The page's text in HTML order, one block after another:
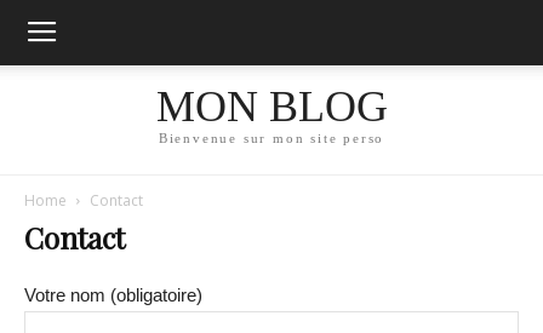
MON BLOG
Bienvenue sur mon site perso
Home Contact
Contact
Votre nom (obligatoire)